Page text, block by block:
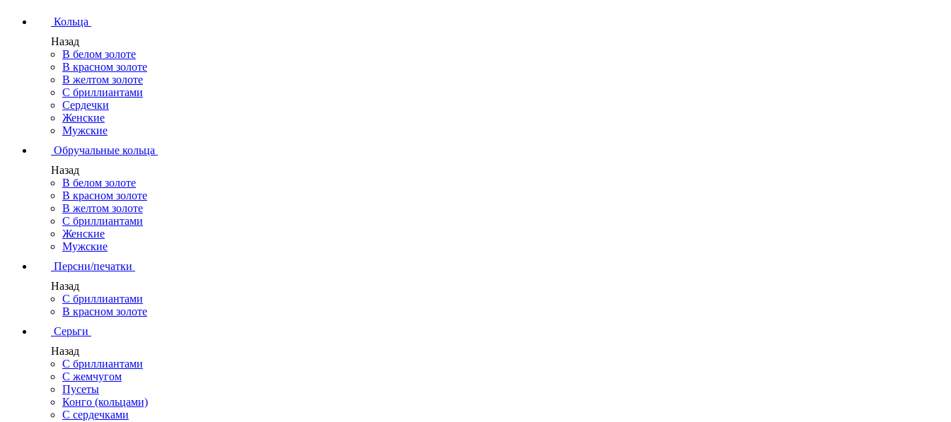
Кольца
Назад
В белом золоте
В красном золоте
В желтом золоте
С бриллиантами
Сердечки
Женские
Мужские
Обручальные кольца
Назад
В белом золоте
В красном золоте
В желтом золоте
С бриллиантами
Женские
Мужские
Персни/печатки
Назад
С бриллиантами
В красном золоте
Серьги
Назад
С бриллиантами
С жемчугом
Пусеты
Конго (кольцами)
С сердечками